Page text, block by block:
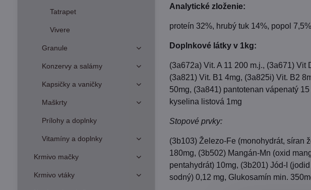
Analytické zloženie:
proteín 32%, hrubý tuk 14%, popol
Doplnkové látky v 1kg:
(3a672a) Vit. A 11 200 m.j., (3a671)
(3a821) Vit. B1 4mg, (3a825i) Vit. B2
50mg, (3a841) pantotenan vápenatý
kyselina listová 1mg
Stopové prvky:
(3b103) Železo-Fe (monohydrát, síran
180mg, (3b502) Mangán-Mn (oxid
pentahydrát) 10mg, (3b201) Jód-I
sodný) 0,12 mg, Glukosamín min.
Tatrapet
Vivere
Granule
Konzervy a salámy
Kapsičky a vaničky
Maškrty
Prílohy a doplnky
Vitamíny a doplnky
Krmivo mačky
Krmivo vtáky